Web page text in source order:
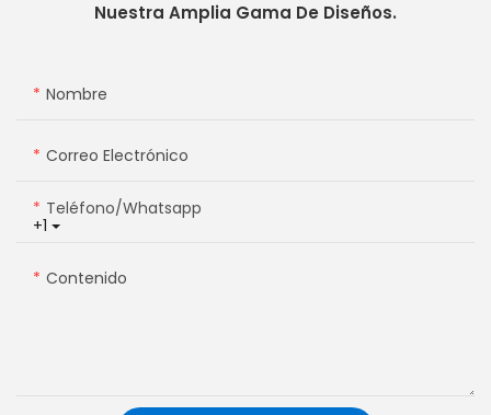
Nuestra Amplia Gama De Diseños.
Nombre
Correo Electrónico
+1
Teléfono/whatsapp
Contenido